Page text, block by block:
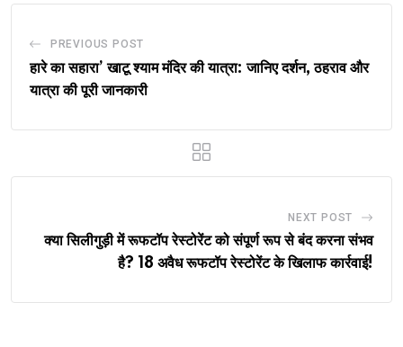
PREVIOUS POST
हारे का सहारा’ खाटू श्याम मंदिर की यात्रा: जानिए दर्शन, ठहराव और
यात्रा की पूरी जानकारी
NEXT POST
क्या सिलीगुड़ी में रूफटॉप रेस्टोरेंट को संपूर्ण रूप से बंद करना संभव
है? 18 अवैध रूफटॉप रेस्टोरेंट के खिलाफ कार्रवाई!